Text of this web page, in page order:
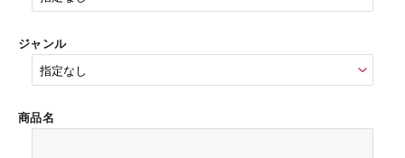
ジャンル
商品名